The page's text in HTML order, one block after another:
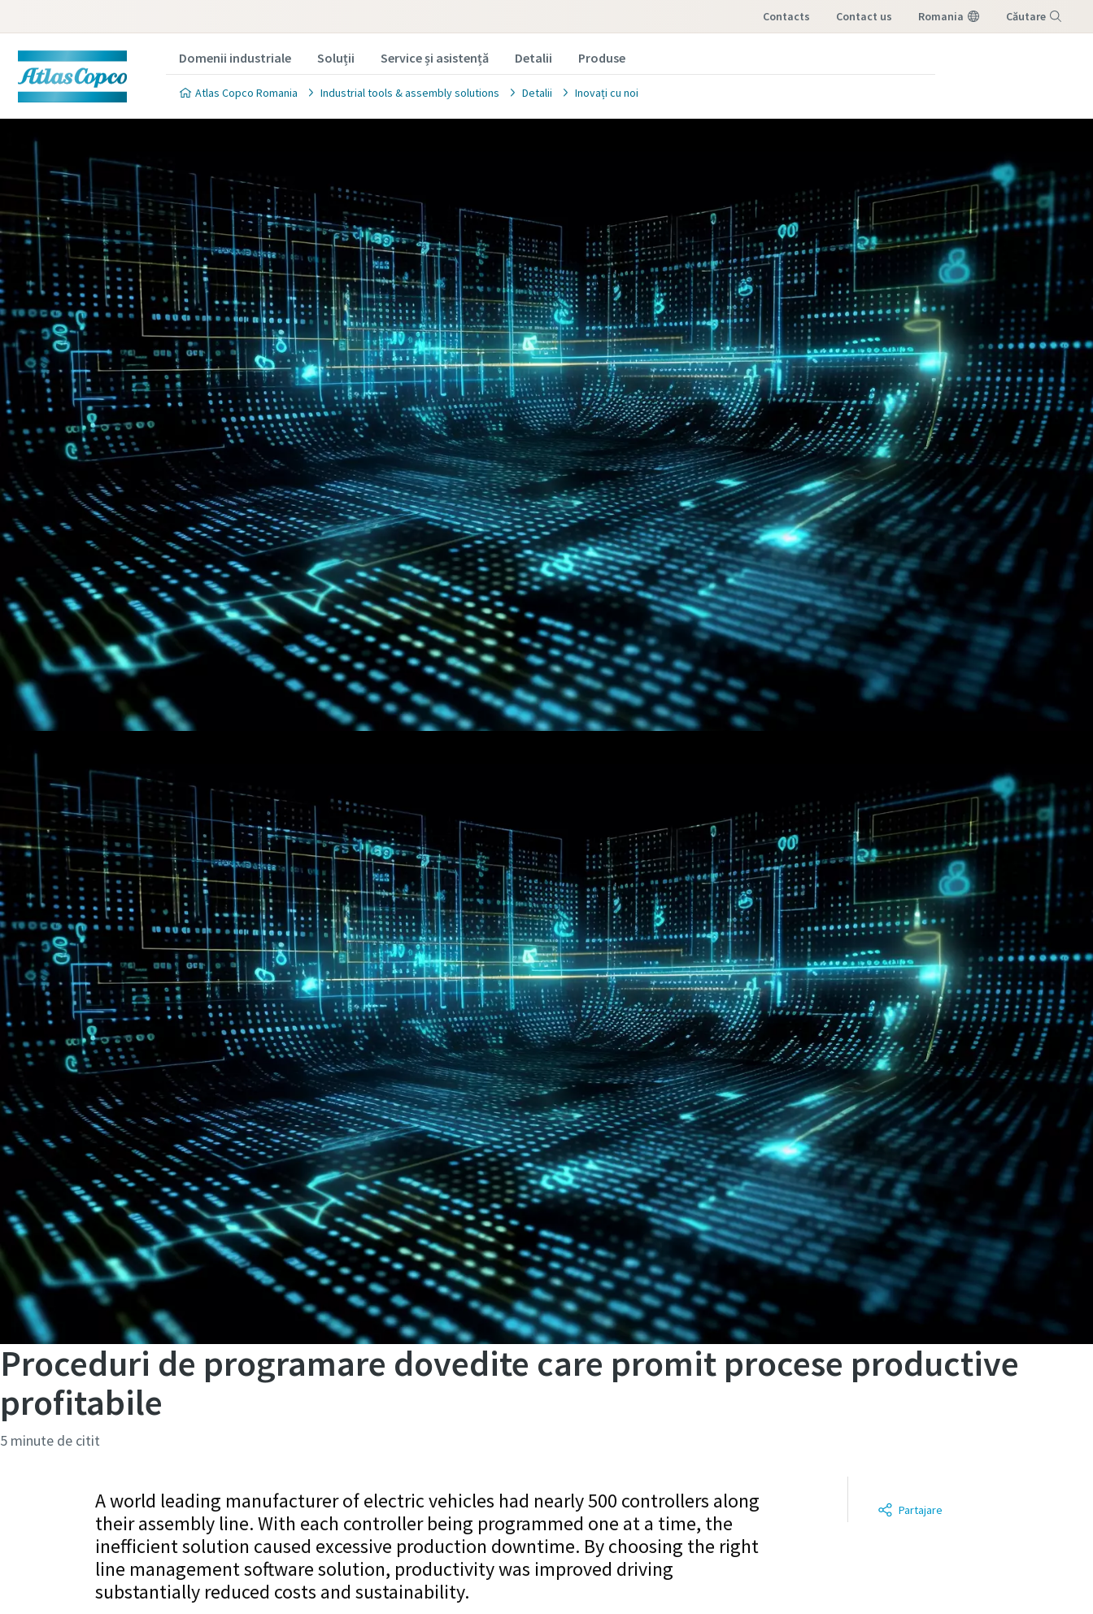
Contacts contact us Romania Căutare
Domenii industriale Soluții Service și asistență Detalii Produse
Atlas Copco Romania Industrial tools & assembly solutions Detalii Inovați cu noi
Proceduri de programare dovedite care promit procese productive
profitabile
5 minute de citit
A world leading manufacturer of electric vehicles had nearly 500 controllers along
their assembly line. With each controller being programmed one at a time, the
inefficient solution caused excessive production downtime. By choosing the right
line management software solution, productivity was improved driving
substantially reduced costs and sustainability.
Partajare